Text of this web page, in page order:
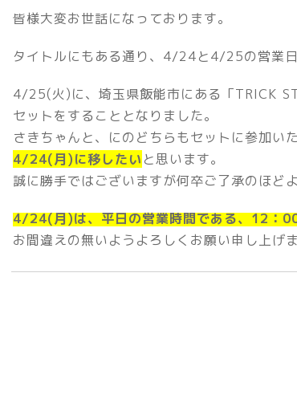
皆様大変お世話になっております。
タイトルにもある通り、4/24と4/25の営業日
4/25(火)に、埼玉県飯能市にある「TRICK
セットをすることとなりました。
さきちゃんと、にのどちらもセットに参加い
4/24(月)に移したい と思います。
誠に勝手ではございますが何卒ご了承のほど
4/24(月)は、平日の営業時間である、12：
お間違えの無いようよろしくお願い申し上げま